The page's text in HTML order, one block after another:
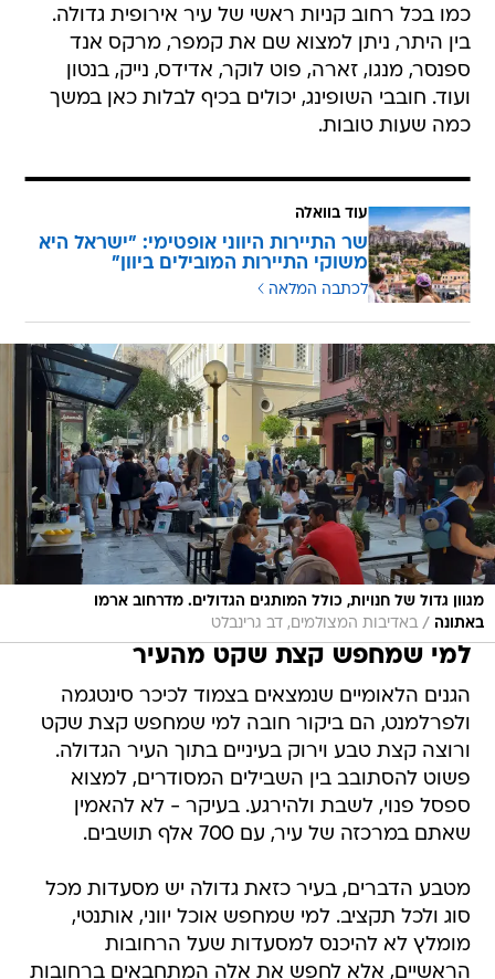
כמו בכל רחוב קניות ראשי של עיר אירופית גדולה.
בין היתר, ניתן למצוא שם את קמפר, מרקס אנד
ספנסר, מנגו, זארה, פוט לוקר, אדידס, נייק, בנטון
ועוד. חובבי השופינג, יכולים בכיף לבלות כאן במשך
כמה שעות טובות.
עוד בוואלה
שר התיירות היווני אופטימי: "ישראל היא
משוקי התיירות המובילים ביוון"
לכתבה המלאה
מגוון גדול של חנויות, כולל המותגים הגדולים. מדרחוב ארמו
באתונה / באדיבות המצולמים, דב גרינבלט
למי שמחפש קצת שקט מהעיר
הגנים הלאומיים שנמצאים בצמוד לכיכר סינטגמה
ולפרלמנט, הם ביקור חובה למי שמחפש קצת שקט
ורוצה קצת טבע וירוק בעיניים בתוך העיר הגדולה.
פשוט להסתובב בין השבילים המסודרים, למצוא
ספסל פנוי, לשבת ולהירגע. בעיקר - לא להאמין
שאתם במרכזה של עיר, עם 700 אלף תושבים.
מטבע הדברים, בעיר כזאת גדולה יש מסעדות מכל
סוג ולכל תקציב. למי שמחפש אוכל יווני, אותנטי,
מומלץ לא להיכנס למסעדות שעל הרחובות
הראשיים, אלא לחפש את אלה המתחבאים ברחובות